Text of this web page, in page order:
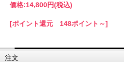
価格:14,800円(税込)
[ポイント還元 148ポイント～]
注文